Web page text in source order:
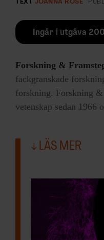
TEXT JOANNA ROSE
Ingår i utgåva
Forskning &
fackgranskade
forskning. Forskning
vetenskap sedan 1966
LÄS MER